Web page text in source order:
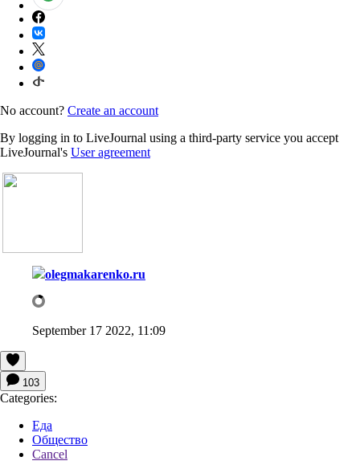
No account? Create an account
By logging in to LiveJournal using a third-party service you accept
LiveJournal's User agreement
olegmakarenko.ru
September 17 2022, 11:09
103
Categories:
Еда
Общество
Cancel